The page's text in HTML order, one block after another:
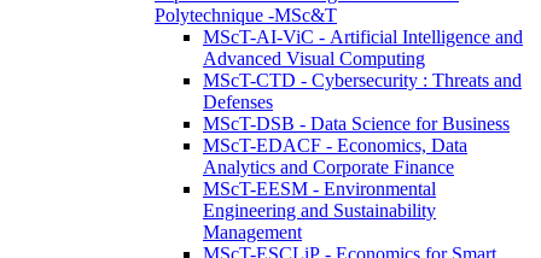
Polytechnique -MSc&T
MScT-AI-ViC - Artificial Intelligence and
Advanced Visual Computing
MScT-CTD - Cybersecurity : Threats and
Defenses
MScT-DSB - Data Science for Business
MScT-EDACF - Economics, Data
Analytics and Corporate Finance
MScT-EESM - Environmental
Engineering and Sustainability
Management
MScT-ESCLiP - Economics for Smart